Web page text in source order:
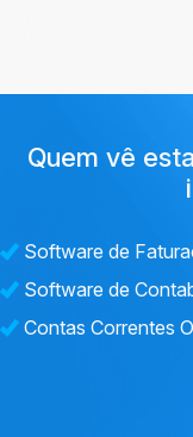
Quem vê
Software de
Software de
Contas Correntes